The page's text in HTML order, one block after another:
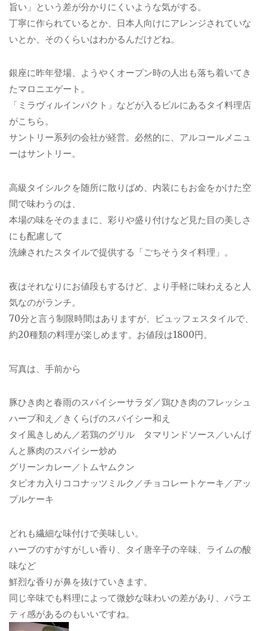
旨い」という差が分かりにくいような気がする。
丁寧に作られているとか、日本人向けにアレンジされていな
いとか、そのくらいはわかるんだけどね。
銀座に昨年登場、ようやくオープン時の人出も落ち着いてき
たマロニエゲート。
「ミラヴィルインパクト」などが入るビルにあるタイ料理店
がこちら。
サントリー系列の会社が経営。必然的に、アルコールメニュ
ーはサントリー。
高級タイシルクを随所に散りばめ、内装にもお金をかけた空
間で味わうのは、
本場の味をそのままに、彩りや盛り付けなど見た目の美しさ
にも配慮して
洗練されたスタイルで提供する「ごちそうタイ料理」。
夜はそれなりにお値段もするけど、より手軽に味わえると人
気なのがランチ。
70分と言う制限時間はありますが、ビュッフェスタイルで、
約20種類の料理が楽しめます。お値段は1800円。
写真は、手前から
豚ひき肉と春雨のスパイシーサラダ／鶏ひき肉のフレッシュ
ハーブ和え／きくらげのスパイシー和え
タイ風きしめん／若鶏のグリル タマリンドソース／いんげ
んと豚肉のスパイシー炒め
グリーンカレー／トムヤムクン
タピオカ入りココナッツミルク／チョコレートケーキ／アッ
プルケーキ
どれも繊細な味付けで美味しい。
ハーブのすがすがしい香り、タイ唐辛子の辛味、ライムの酸
味など
鮮烈な香りが鼻を抜けていきます。
同じ辛味でも料理によって微妙な味わいの差があり、バラエ
ティ感があるのもいいですね。